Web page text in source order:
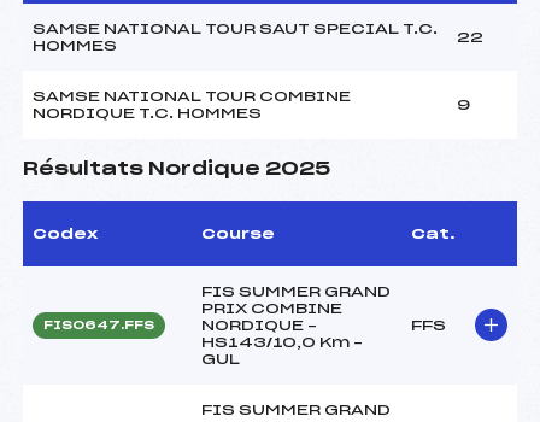
SAMSE NATIONAL TOUR SAUT SPECIAL T.C.
HOMMES
22
SAMSE NATIONAL TOUR COMBINE
NORDIQUE T.C. HOMMES
9
Résultats Nordique 2025
Codex Course Cat.
FIS0647.FFS
FIS SUMMER GRAND
PRIX COMBINE
NORDIQUE –
HS143/10,0 Km –
GUL
FFS
FIS SUMMER GRAND